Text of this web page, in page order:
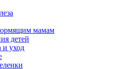
мамам
детей
и уход